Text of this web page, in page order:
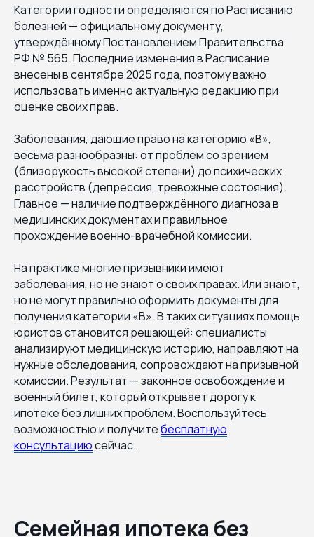
Категории годности определяются по Расписанию
болезней — официальному документу,
утверждённому Постановлением Правительства
РФ № 565. Последние изменения в Расписание
внесены в сентябре 2025 года, поэтому важно
использовать именно актуальную редакцию при
оценке своих прав.
Заболевания, дающие право на категорию «В»,
весьма разнообразны: от проблем со зрением
(близорукость высокой степени) до психических
расстройств (депрессия, тревожные состояния).
Главное — наличие подтверждённого диагноза в
медицинских документах и правильное
прохождение военно-врачебной комиссии.
На практике многие призывники имеют
заболевания, но не знают о своих правах. Или знают,
но не могут правильно оформить документы для
получения категории «В». В таких ситуациях помощь
юристов становится решающей: специалисты
анализируют медицинскую историю, направляют на
нужные обследования, сопровождают на призывной
комиссии. Результат — законное освобождение и
военный билет, который открывает дорогу к
ипотеке без лишних проблем. Воспользуйтесь
возможностью и получитебесплатную
консультациюсейчас.
Семейная ипотека без